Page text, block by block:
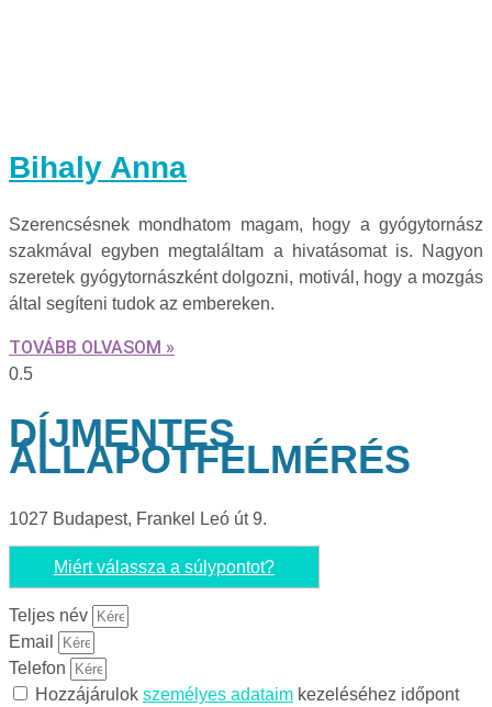
Bihaly Anna
Szerencsésnek mondhatom magam, hogy a gyógytornász
szakmával egyben megtaláltam a hivatásomat is. Nagyon
szeretek gyógytornászként dolgozni, motivál, hogy a mozgás
által segíteni tudok az embereken.
TOVÁBB OLVASOM »
DÍJMENTES
ÁLLAPOTFELMÉRÉS
1027 Budapest, Frankel Leó út 9.
Miért válassza a súlypontot?
Teljes név
Email
Telefon
Hozzájárulok személyes adataim kezeléséhez időpont